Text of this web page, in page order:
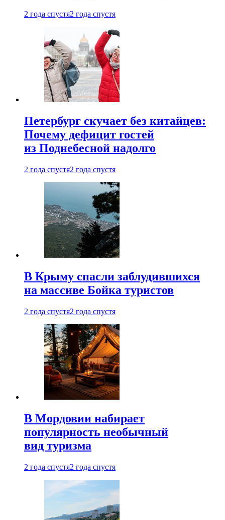
2 года спустя2 года спустя
Петербург скучает без китайцев:
Почему дефицит гостей
из Поднебесной надолго
2 года спустя2 года спустя
В Крыму спасли заблудившихся
на массиве Бойка туристов
2 года спустя2 года спустя
В Мордовии набирает
популярность необычный
вид туризма
2 года спустя2 года спустя